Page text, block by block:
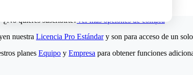
¿No quieres suscribirte?Ver más opciones de compra
nuestra Licencia Pro Estándary son para acceso de un
planes Equipo y Empresa para obtener funciones